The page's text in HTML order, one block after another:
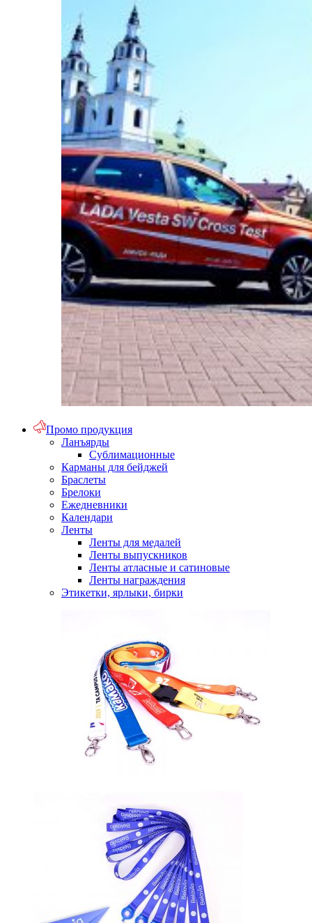
Промо продукция
Ланъярды
Сублимационные
Карманы для бейджей
Браслеты
Брелоки
Ежедневники
Календари
Ленты
Ленты для медалей
Ленты выпускников
Ленты атласные и сатиновые
Ленты награждения
Этикетки, ярлыки, бирки